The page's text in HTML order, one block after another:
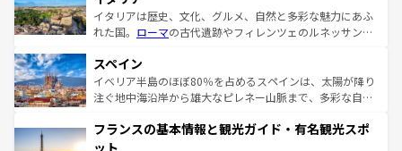
イタリアは歴史、文化、グルメ、自然と多彩な魅力にあふ
れた国。 ローマの古代遺跡やフィレンツェのルネッサンス
ろん、トスカーナの美しい田園風景やアマルフィ海岸の絶
景など、自然景観も見逃せない。観光の合間には、本場の
ピザやパスタなど、絶品のイタリア料理を堪能することも
ませてくれるイタリアで、忘れられない旅をしてみよう！
なお、新着のイタリア情報は
スペイン
イベリア半島のほぼ80％を占めるスペインは、太陽が降り
注ぐ地中海沿岸から雄大なピレネー山脈まで、多彩な自然
文化が根付くこの国では、情熱的なフラメンコ、熱気あふ
れる闘牛、そして美味しいタパスが生活の一部となってい
フランスの基本情報と観光ガイド・有名観光スポ
ット